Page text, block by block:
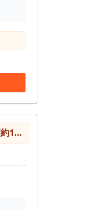
【大阪市淀川区】十三西口出てすぐ！/飲食路面店舗/2階はロースター完備/営業開始1年未満のため内装美麗/即営業可能/約14坪